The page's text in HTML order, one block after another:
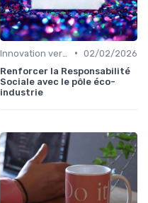
• 02/02/2026
Renforcer la Responsabilité
Sociale avec le pôle éco-
industrie